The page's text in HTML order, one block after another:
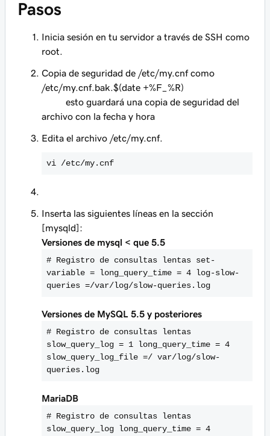
Pasos
Inicia sesión en tu servidor a través de SSH como
root.
Copia de seguridad de /etc/my.cnf como
/etc/my.cnf.bak.$(date +%F_%R)
esto guardará una copia de seguridad del
archivo con la fecha y hora
Edita el archivo /etc/my.cnf.
vi /etc/my.cnf
Inserta las siguientes líneas en la sección
[mysqld]:
Versiones de mysql < que 5.5
# Registro de consultas lentas set-
variable = long_query_time = 4 log-slow-
queries =/var/log/slow-queries.log
Versiones de MySQL 5.5 y posteriores
# Registro de consultas lentas
slow_query_log = 1 long_query_time = 4
slow_query_log_file =/ var/log/slow-
queries.log
MariaDB
# Registro de consultas lentas
slow_query_log long_query_time = 4